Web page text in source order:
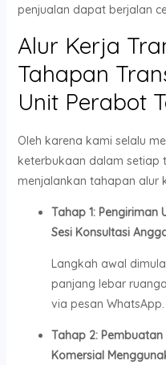
penjualan dapat berjalan
Alur Kerja
Tahapan
Unit Perabot
Oleh karena kami selalu
keterbukaan dalam setiap
menjalankan tahapan alur
Tahap 1: Pengiriman
Sesi Konsultasi
Langkah awal
panjang lebar
via pesan WhatsApp.
Tahap 2:
Komersial